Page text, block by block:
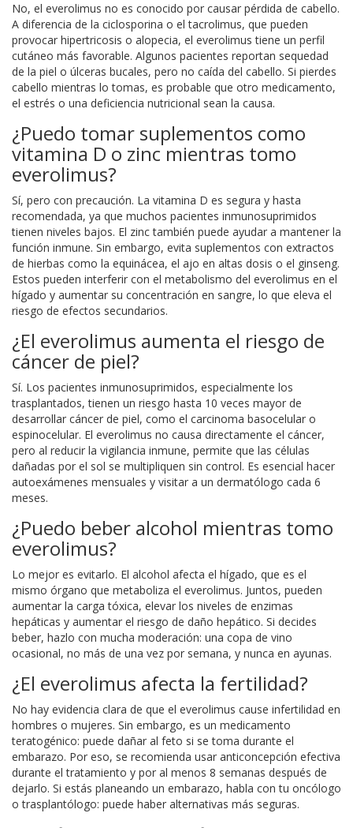
No, el everolimus no es conocido por causar pérdida de cabello.
A diferencia de la ciclosporina o el tacrolimus, que pueden
provocar hipertricosis o alopecia, el everolimus tiene un perfil
cutáneo más favorable. Algunos pacientes reportan sequedad
de la piel o úlceras bucales, pero no caída del cabello. Si pierdes
cabello mientras lo tomas, es probable que otro medicamento,
el estrés o una deficiencia nutricional sean la causa.
¿Puedo tomar suplementos como
vitamina D o zinc mientras tomo
everolimus?
Sí, pero con precaución. La vitamina D es segura y hasta
recomendada, ya que muchos pacientes inmunosuprimidos
tienen niveles bajos. El zinc también puede ayudar a mantener la
función inmune. Sin embargo, evita suplementos con extractos
de hierbas como la equinácea, el ajo en altas dosis o el ginseng.
Estos pueden interferir con el metabolismo del everolimus en el
hígado y aumentar su concentración en sangre, lo que eleva el
riesgo de efectos secundarios.
¿El everolimus aumenta el riesgo de
cáncer de piel?
Sí. Los pacientes inmunosuprimidos, especialmente los
trasplantados, tienen un riesgo hasta 10 veces mayor de
desarrollar cáncer de piel, como el carcinoma basocelular o
espinocelular. El everolimus no causa directamente el cáncer,
pero al reducir la vigilancia inmune, permite que las células
dañadas por el sol se multipliquen sin control. Es esencial hacer
autoexámenes mensuales y visitar a un dermatólogo cada 6
meses.
¿Puedo beber alcohol mientras tomo
everolimus?
Lo mejor es evitarlo. El alcohol afecta el hígado, que es el
mismo órgano que metaboliza el everolimus. Juntos, pueden
aumentar la carga tóxica, elevar los niveles de enzimas
hepáticas y aumentar el riesgo de daño hepático. Si decides
beber, hazlo con mucha moderación: una copa de vino
ocasional, no más de una vez por semana, y nunca en ayunas.
¿El everolimus afecta la fertilidad?
No hay evidencia clara de que el everolimus cause infertilidad en
hombres o mujeres. Sin embargo, es un medicamento
teratogénico: puede dañar al feto si se toma durante el
embarazo. Por eso, se recomienda usar anticoncepción efectiva
durante el tratamiento y por al menos 8 semanas después de
dejarlo. Si estás planeando un embarazo, habla con tu oncólogo
o trasplantólogo: puede haber alternativas más seguras.